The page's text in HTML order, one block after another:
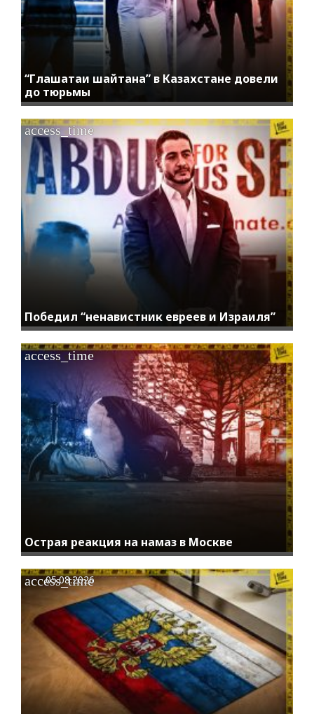
“Глашатаи шайтана” в Казахстане довели
до тюрьмы
Победил “ненавистник евреев и Израиля”
access_time
Острая реакция на намаз в Москве
access_time
access_time
05.08.2026